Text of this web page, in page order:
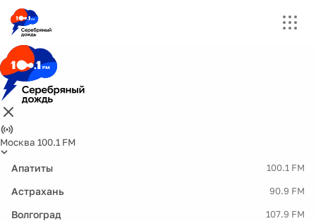
Москва 100.1 FM
Апатиты 100.1 FM
Астрахань 90.9 FM
Волгоград 107.9 FM